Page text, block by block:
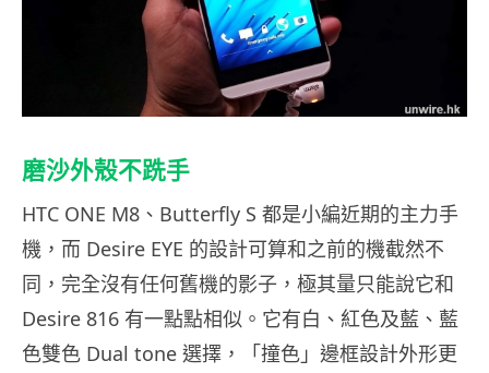
磨沙外殼不跣手
HTC ONE M8、Butterfly S 都是小編近期的主力手
機，而 Desire EYE 的設計可算和之前的機截然不
同，完全沒有任何舊機的影子，極其量只能說它和
Desire 816 有一點點相似。它有白、紅色及藍、藍
色雙色 Dual tone 選擇，「撞色」邊框設計外形更